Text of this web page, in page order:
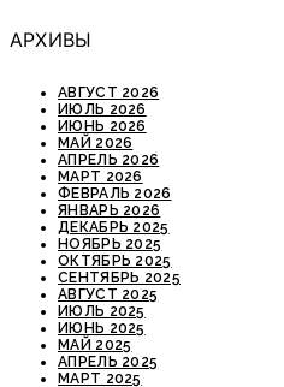
АРХИВЫ
АВГУСТ 2026
ИЮЛЬ 2026
ИЮНЬ 2026
МАЙ 2026
АПРЕЛЬ 2026
МАРТ 2026
ФЕВРАЛЬ 2026
ЯНВАРЬ 2026
ДЕКАБРЬ 2025
НОЯБРЬ 2025
ОКТЯБРЬ 2025
СЕНТЯБРЬ 2025
АВГУСТ 2025
ИЮЛЬ 2025
ИЮНЬ 2025
МАЙ 2025
АПРЕЛЬ 2025
МАРТ 2025